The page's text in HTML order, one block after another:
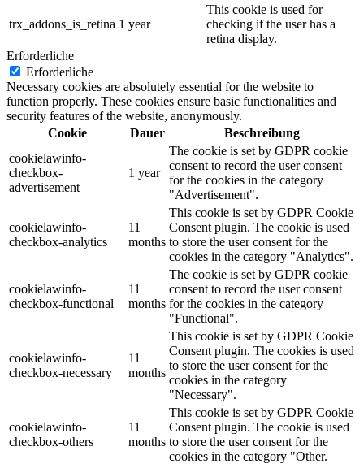
trx_addons_is_retina 1 year
This cookie is used for
checking if the user has a
retina display.
Erforderliche
Erforderliche
Necessary cookies are absolutely essential for the website to
function properly. These cookies ensure basic functionalities and
security features of the website, anonymously.
Cookie
Dauer
Beschreibung
cookielawinfo-
checkbox-
advertisement
1 year
The cookie is set by GDPR cookie
consent to record the user consent
for the cookies in the category
"Advertisement".
cookielawinfo-
checkbox-analytics
11
months
This cookie is set by GDPR Cookie
Consent plugin. The cookie is used
to store the user consent for the
cookies in the category "Analytics".
cookielawinfo-
checkbox-functional
11
months
The cookie is set by GDPR cookie
consent to record the user consent
for the cookies in the category
"Functional".
cookielawinfo-
checkbox-necessary
11
months
This cookie is set by GDPR Cookie
Consent plugin. The cookies is used
to store the user consent for the
cookies in the category
"Necessary".
cookielawinfo-
checkbox-others
11
months
This cookie is set by GDPR Cookie
Consent plugin. The cookie is used
to store the user consent for the
cookies in the category "Other.